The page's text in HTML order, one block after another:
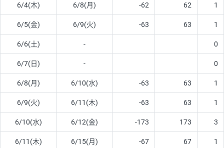
6/4(木) 6/8(月) -62 62 1
6/5(金) 6/9(火) -63 63 1
6/6(土) - 0
6/7(日) - 0
6/8(月) 6/10(水) -63 63 1
6/9(火) 6/11(木) -63 63 1
6/10(水) 6/12(金) -173 173 3
6/11(木) 6/15(月) -67 67 1